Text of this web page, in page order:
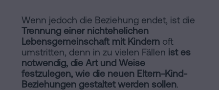
Wenn jedoch die Beziehung endet, ist die
Trennung einer nichtehelichen
Lebensgemeinschaft mit Kindern oft
umstritten, denn in zu vielen Fällen ist es
notwendig, die Art und Weise
festzulegen, wie die neuen Eltern-Kind-
Beziehungen gestaltet werden sollen.